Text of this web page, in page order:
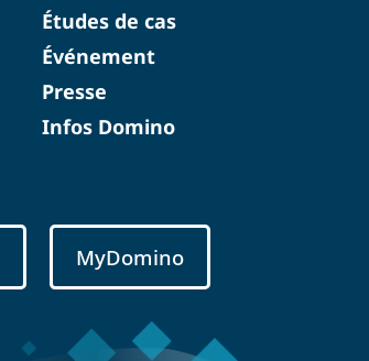
Études de cas
Événement
Presse
Infos Domino
MyDomino